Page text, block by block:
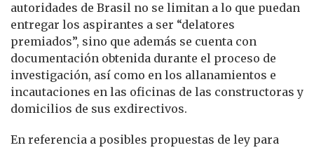
autoridades de Brasil no se limitan a lo que puedan
entregar los aspirantes a ser “delatores
premiados”, sino que además se cuenta con
documentación obtenida durante el proceso de
investigación, así como en los allanamientos e
incautaciones en las oficinas de las constructoras y
domicilios de sus exdirectivos.
En referencia a posibles propuestas de ley para